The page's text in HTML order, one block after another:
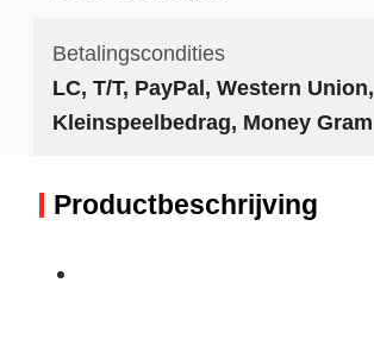
Betalingscondities
LC, T/T, PayPal, Western Union,
Kleinspeelbedrag, Money Gram
Productbeschrijving